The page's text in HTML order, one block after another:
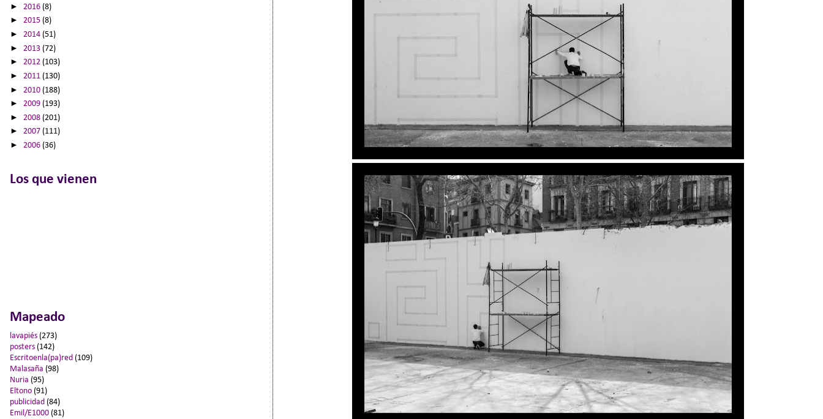
► 2016 (8)
► 2015 (8)
► 2014 (51)
► 2013 (72)
► 2012 (103)
► 2011 (130)
► 2010 (188)
► 2009 (193)
► 2008 (201)
► 2007 (111)
► 2006 (36)
Los que vienen
Mapeado
lavapiés (273)
posters (142)
Escritoenla(pa)red (109)
Malasaña (98)
Nuria (95)
Eltono (91)
publicidad (84)
Emil/E1000 (81)